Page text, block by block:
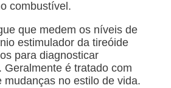
combustível.
que medem os níveis de
estimulador da tireóide
para diagnosticar
Geralmente é tratado com
mudanças no estilo de vida.